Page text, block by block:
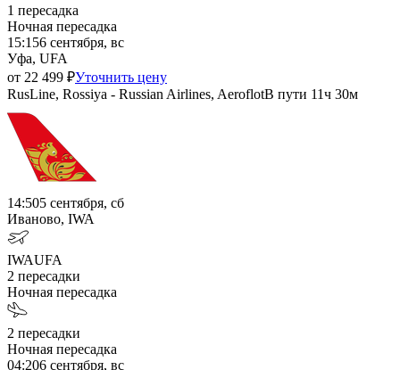
1 пересадка
Ночная пересадка
15:156 сентября, вс
Уфа, UFA
от 22 499 ₽Уточнить цену
RusLine, Rossiya - Russian Airlines, AeroflotВ пути 11ч 30м
14:505 сентября, сб
Иваново, IWA
IWAUFA
2 пересадки
Ночная пересадка
2 пересадки
Ночная пересадка
04:206 сентября, вс